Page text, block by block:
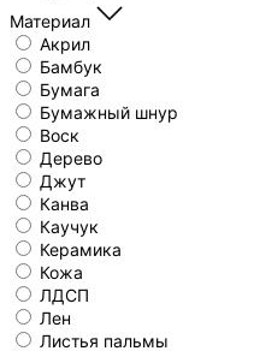
Материал
Акрил
Бамбук
Бумага
Бумажный шнур
Воск
Дерево
Джут
Канва
Каучук
Керамика
Кожа
ЛДСП
Лен
Листья пальмы